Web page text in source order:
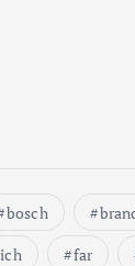
bosch
far